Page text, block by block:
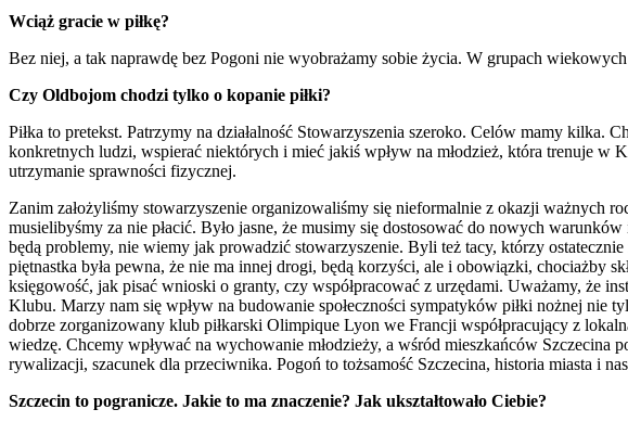
Wciąż gracie w piłkę?
Bez niej, a tak naprawdę bez Pogoni nie wyobrażamy sobie życia. W grupach
Czy Oldbojom chodzi tylko o kopanie piłki?
Piłka to pretekst. Patrzymy na działalność Stowarzyszenia szeroko. Celów mamy kilka.
konkretnych ludzi, wspierać niektórych i mieć jakiś wpływ na młodzież, która trenuje
utrzymanie sprawności fizycznej.
Zanim założyliśmy stowarzyszenie organizowaliśmy się nieformalnie z okazji ważnych
musielibyśmy za nie płacić. Było jasne, że musimy się dostosować do nowych
będą problemy, nie wiemy jak prowadzić stowarzyszenie. Byli też tacy, którzy
piętnastka była pewna, że nie ma innej drogi, będą korzyści, ale i obowiązki, chociażby
księgowość, jak pisać wnioski o granty, czy współpracować z urzędami. Uważamy, że
Klubu. Marzy nam się wpływ na budowanie społeczności sympatyków piłki nożnej
dobrze zorganizowany klub piłkarski Olimpique Lyon we Francji współpracujący z
wiedzę. Chcemy wpływać na wychowanie młodzieży, a wśród mieszkańców
rywalizacji, szacunek dla przeciwnika. Pogoń to tożsamość Szczecina, historia miasta i
Szczecin to pogranicze. Jakie to ma znaczenie? Jak ukształtowało Ciebie?